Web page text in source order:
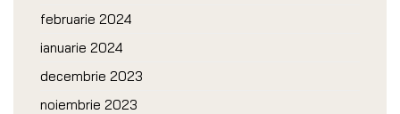
februarie 2024
ianuarie 2024
decembrie 2023
noiembrie 2023